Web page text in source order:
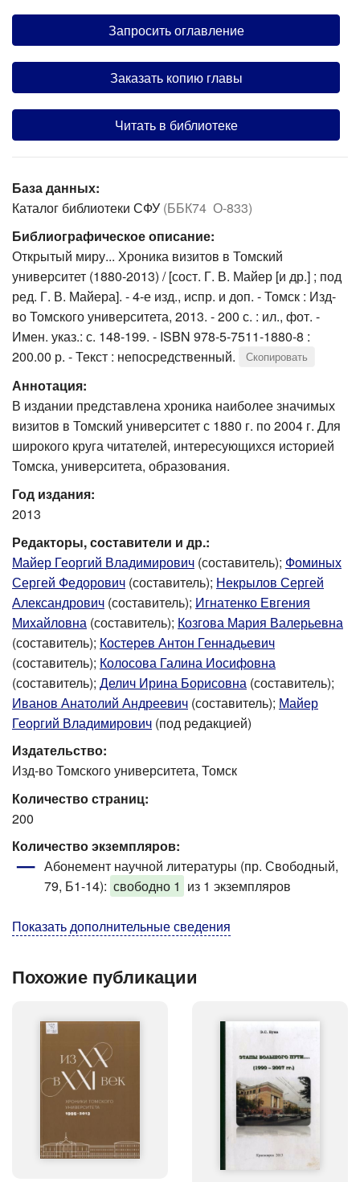
Запросить оглавление
Заказать копию главы
Читать в библиотеке
База данных:
Каталог библиотеки СФУ (ББК74 О-833)
Библиографическое описание:
Открытый миру... Хроника визитов в Томский
университет (1880-2013) / [сост. Г. В. Майер [и др.] ; под
ред. Г. В. Майера]. - 4-е изд., испр. и доп. - Томск : Изд-
во Томского университета, 2013. - 200 с. : ил., фот. -
Имен. указ.: с. 148-199. - ISBN 978-5-7511-1880-8 :
200.00 р. - Текст : непосредственный.
Скопировать
Аннотация:
В издании представлена хроника наиболее значимых
визитов в Томский университет с 1880 г. по 2004 г. Для
широкого круга читателей, интересующихся историей
Томска, университета, образования.
Год издания:
2013
Редакторы, составители и др.:
Майер Георгий Владимирович (составитель); Фоминых
Сергей Федорович (составитель); Некрылов Сергей
Александрович (составитель); Игнатенко Евгения
Михайловна (составитель); Козгова Мария Валерьевна
(составитель); Костерев Антон Геннадьевич
(составитель); Колосова Галина Иосифовна
(составитель); Делич Ирина Борисовна (составитель);
Иванов Анатолий Андреевич (составитель); Майер
Георгий Владимирович (под редакцией)
Издательство:
Изд-во Томского университета, Томск
Количество страниц:
200
Количество экземпляров:
Абонемент научной литературы (пр. Свободный,
79, Б1-14): свободно 1 из 1 экземпляров
Показать дополнительные сведения
Похожие публикации